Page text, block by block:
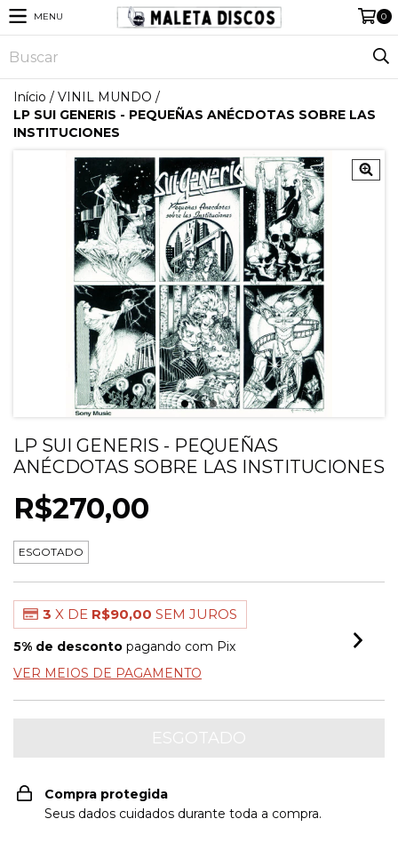
MENU 0
Início / VINIL MUNDO /
LP SUI GENERIS - PEQUEÑAS ANÉCDOTAS SOBRE LAS
INSTITUCIONES
LP SUI GENERIS - PEQUEÑAS
ANÉCDOTAS SOBRE LAS INSTITUCIONES
R$270,00
ESGOTADO
3 X DE R$90,00 SEM JUROS
5% de desconto pagando com Pix
VER MEIOS DE PAGAMENTO
Compra protegida
Seus dados cuidados durante toda a compra.